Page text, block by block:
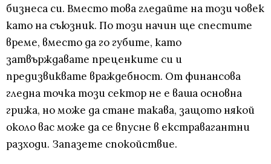
бизнеса си. Вместо това гледайте на този човек
като на съюзник. По този начин ще спестите
време, вместо да го губите, като
затвърждавате преценките си и
предизвиквате враждебност. От финансова
гледна точка този сектор не е ваша основна
грижа, но може да стане такава, защото някой
около вас може да се впусне в екстравагантни
разходи. Запазете спокойствие.